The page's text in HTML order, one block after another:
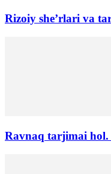
Rizoiy she’rlari va
Ravnaq tarjimai hol.